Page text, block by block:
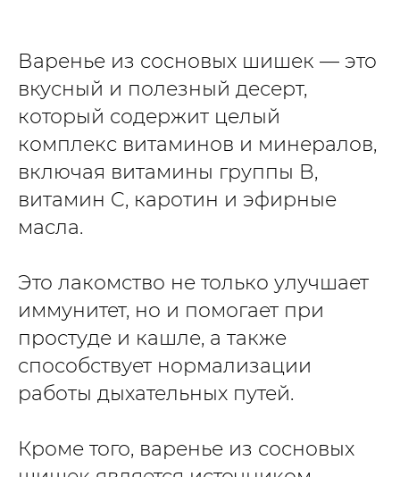
Варенье из сосновых шишек — это
вкусный и полезный десерт,
который содержит целый
комплекс витаминов и минералов,
включая витамины группы B,
витамин C, каротин и эфирные
масла.
Это лакомство не только улучшает
иммунитет, но и помогает при
простуде и кашле, а также
способствует нормализации
работы дыхательных путей.
Кроме того, варенье из сосновых